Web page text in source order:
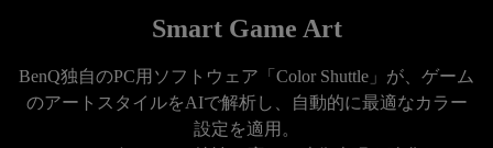
Smart Game Art
BenQ独自のPC用ソフトウェア「Color Shuttle」が、ゲーム
のアートスタイルをAIで解析し、自動的に最適なカラー
設定を適用。